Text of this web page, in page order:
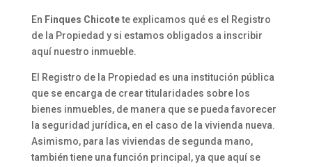
En Finques Chicotete explicamos qué es el Registro
de la Propiedad y si estamos obligados a inscribir
aquí nuestro inmueble.
El Registro de la Propiedad es una institución pública
que se encarga de crear titularidades sobre los
bienes inmuebles, de manera que se pueda favorecer
la seguridad jurídica, en el caso de la vivienda nueva.
Asimismo, para las viviendas de segunda mano,
también tiene una función principal, ya que aquí se